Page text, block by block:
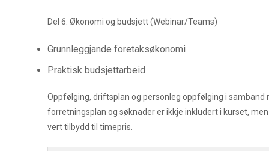
Del 6: Økonomi og budsjett (Webinar/Teams)
Grunnleggjande foretaksøkonomi
Praktisk budsjettarbeid
Oppfølging, driftsplan og personleg oppfølging i samband
forretningsplan og søknader er ikkje inkludert i kurset, men
vert tilbydd til timepris.